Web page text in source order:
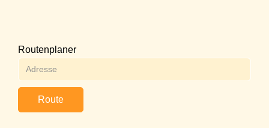
Routenplaner
Route